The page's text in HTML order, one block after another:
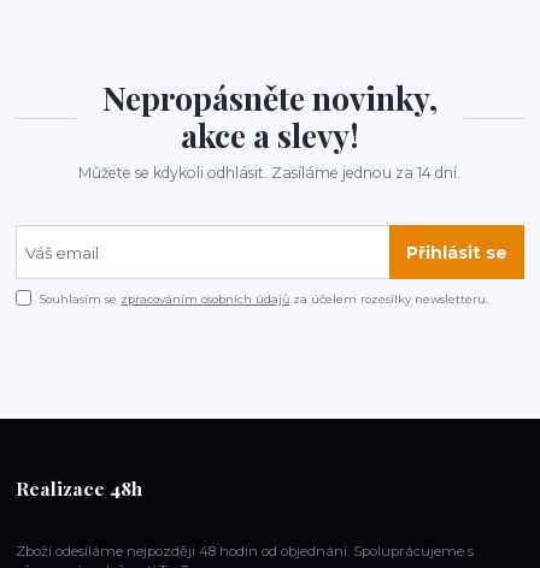
Nepropásněte novinky,
akce a slevy!
Můžete se kdykoli odhlásit. Zasíláme jednou za 14 dní.
Přihlásit se
Souhlasím se zpracováním osobních údajů za účelem rozesílky newsletteru.
Realizace 48h
Zboží odesíláme nejpozději 48 hodin od objednání. Spoluprácujeme s